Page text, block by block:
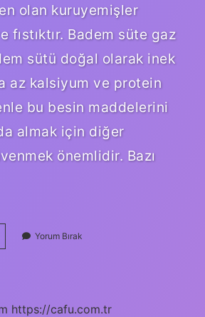
olan kuruyemişler
fıstıktır. Badem süte gaz
sütü doğal olarak inek
az kalsiyum ve protein
bu besin maddelerini
almak için diğer
önemlidir. Bazı
Yorum Bırak
https://cafu.com.tr